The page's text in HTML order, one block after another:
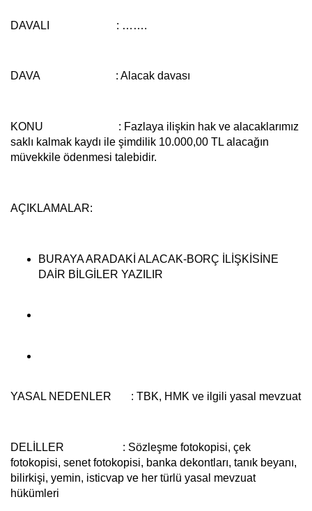
DAVALI : …….
DAVA : Alacak davası
KONU : Fazlaya ilişkin hak ve alacaklarımız
saklı kalmak kaydı ile şimdilik 10.000,00 TL alacağın
müvekkile ödenmesi talebidir.
AÇIKLAMALAR:
BURAYA ARADAKİ ALACAK-BORÇ İLİŞKİSİNE
DAİR BİLGİLER YAZILIR
YASAL NEDENLER : TBK, HMK ve ilgili yasal mevzuat
DELİLLER : Sözleşme fotokopisi, çek
fotokopisi, senet fotokopisi, banka dekontları, tanık beyanı,
bilirkişi, yemin, isticvap ve her türlü yasal mevzuat
hükümleri